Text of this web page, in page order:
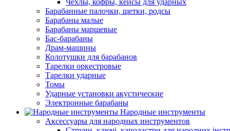
Чехлы, кофры, кейсы для ударных
Барабанные палочки, щетки, родсы
Барабаны малые
Барабаны маршевые
Бас-барабаны
Драм-машины
Колотушки для барабанов
Тарелки оркестровые
Тарелки ударные
Томы
Ударные установки акустические
Электронные барабаны
Народные инструменты
Аксессуары для народных инструментов